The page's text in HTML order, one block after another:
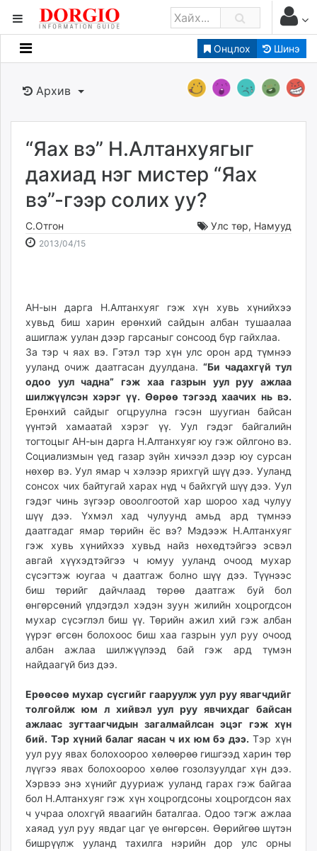
Онцлох Шинэ
Мэдээллийн
Банк санхүү
Бизнес ААН
Төрийн
dorgio.mn
Gogo.mn
caak.mn
tovch.mn
ikon.mn
mnb.mn
Livetv.mn
Eguur.mn
24tsag.mn
shuud.mn
eagle.mn
ergelt.mn
zarig.mn
today.mn
zuv.mn
mminfo.mn
ugluu.mn
urlag.mn
unen.mn
asu.mn
shudarga.mn
shuurhai.mn
unuudur.mn
isee.mn
fact.mn
tumen.mn
shuum.mn
times.mn
tvmongolia.mn
unegui.mn
assa.mn
Архив
“Яах вэ” Н.Алтанхуягыг
дахиад нэг мистер “Яах
вэ”-гээр солих уу?
С.Отгон Улс төр, Намууд
2013/04/152013-
2026-
АН-ын дарга Н.Алтанхуяг гэж хүн хувь хүнийхээ
хувьд биш харин ерөнхий сайдын албан тушаалаа
ашиглаж уулан дээр гарсаныг сонсоод бүр гайхлаа.
За тэр ч яах вэ. Гэтэл тэр хүн улс орон ард түмнээ
ууланд очиж даатгасан дуулдана. “Би чадахгүй тул
одоо уул чадна” гэж хаа газрын уул руу ажлаа
шилжүүлсэн хэрэг үү. Өөрөө тэгээд хаачих нь вэ.
Ерөнхий сайдыг огцруулна гэсэн шуугиан байсан
үүнтэй хамаатай хэрэг үү. Уул гэдэг байгалийн
тогтоцыг АН-ын дарга Н.Алтанхуяг юу гэж ойлгоно вэ.
Социализмын үед газар зүйн хичээл дээр юу сурсан
нөхөр вэ. Уул ямар ч хэлээр ярихгүй шүү дээ. Ууланд
сонсох чих байтугай харах нүд ч байхгүй шүү дээ. Уул
гэдэг чинь зүгээр овоолгоотой хар шороо хад чулуу
шүү дээ. Үхмэл хад чулуунд амьд ард түмнээ
даатгадаг ямар төрийн ёс вэ? Мэдээж Н.Алтанхуяг
гэж хувь хүнийхээ хувьд найз нөхөдтэйгээ эсвэл
авгай хүүхэдтэйгээ ч юмуу ууланд очоод мухар
сүсэгтэж юугаа ч даатгаж болно шүү дээ. Түүнээс
биш төрийг дайчлаад төрөө даатгаж буй бол
өнгөрсөний үлдэгдэл хэдэн зуун жилийн хоцрогдсон
мухар сүсэглэл биш үү. Төрийн ажил хий гэж албан
үүрэг өгсөн болохоос биш хаа газрын уул руу очоод
албан ажлаа шилжүүлээд бай гэж ард түмэн
найдаагүй биз дээ.
Ерөөсөө мухар сүсгийг гааруулж уул руу явагчдийг
толгойлж юм л хийвэл уул руу явчихдаг байсан
ажлаас зугтаагчидын загалмайлсан эцэг гэж хүн
бий. Тэр хүний балаг яасан ч их юм бэ дээ. Тэр хүн
уул руу явах болохоороо хөлөөрөө гишгээд харин төр
лүүгээ явах болохоороо хөлөө гозолзуулдаг хүн дээ.
Хэрвээ энэ хүнийг дууриаж ууланд гарах гэж байгаа
бол Н.Алтанхуяг гэж хүн хоцрогдсоны хоцрогдсон яах
ч учраа олохгүй яваагийн баталгаа. Одоо тэгж ажлаа
хаяад уул руу явдаг цаг үе өнгөрсөн. Өөрийгөө шүтэн
бишрүүлж ууланд тахилга нэрийн дор улс орны